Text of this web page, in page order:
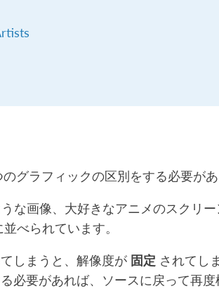
グラフィックの区別をする必要があ
な画像、大好きなアニメのスクリー
べられています。
しまうと、解像度が 固定 されてし
必要があれば、ソースに戻って再度